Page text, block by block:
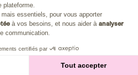
fabrique d'une autre économie,
à la planète et aux humains.
plateforme.
essentiels, pour vous apporter
à vos besoins, et nous aider à analyser
communication.
certifiés par
Tout accepter
Axeptio consent